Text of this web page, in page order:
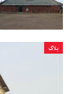
بلاگ